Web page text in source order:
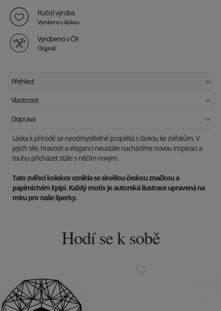
Ruční výroba
Vyrobeno s láskou
Vyrobeno v ČR
Originál
Přehled
Vlastnosti
Doprava
Láska k přírodě se neodmyslitelně proplétá s láskou ke zvířatům. V
jejich síle, hravosti a eleganci neustále nacházíme novou inspiraci a
touhu přicházet stále s něčím novým.
Tato zvířecí kolekce vznikla se skvělou českou značkou a
papírnictvím Epipi. Každý motiv je autorská ilustrace upravená na
míru pro naše šperky.
Hodí se k sobě